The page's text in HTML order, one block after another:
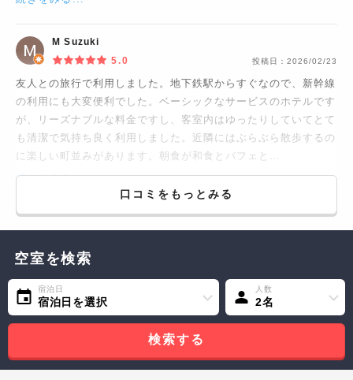
M Suzuki
5.0
投稿日： 2026/02/23
友人との旅行で利用しました。地下鉄駅からすぐなので、新幹線
の利用にも大変便利でした。ベーシックなサービスのホテルです
が、リーズナブルな料金ですし、客室内はゆったりしていてとて
も清潔で気持ち良く利用しました。近隣にはぶらぶら散歩するの
に楽しい町並みがあります。朝食が和食とバフェと…
続きをみる...
口コミをもっとみる
空室を検索
宿泊日
宿泊日を選択
人数
2名
検索する